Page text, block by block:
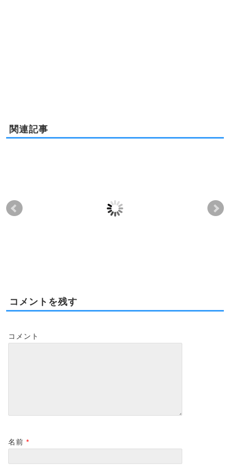
関連記事
The Collection（ザ・
AALI’I（アアリイ）-ワ
ビ
コメントを残す
コメント
名前 *